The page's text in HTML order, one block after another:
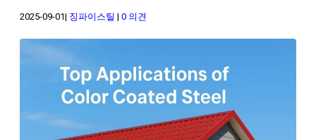
2025-09-01 징파이스틸 0 의견